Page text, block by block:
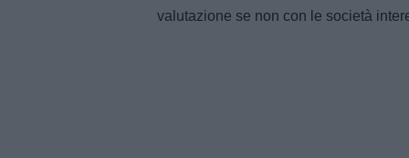
valutazione se non con le società